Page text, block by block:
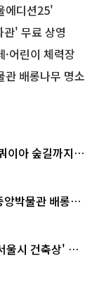
에디션25'
' 무료 상영
어린이 체력장
관 배롱나무 명소
이아 숲길까지…
박물관 배롱나
울시 건축상' 수